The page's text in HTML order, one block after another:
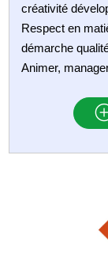
créativité
Respect en
démarche
Animer,